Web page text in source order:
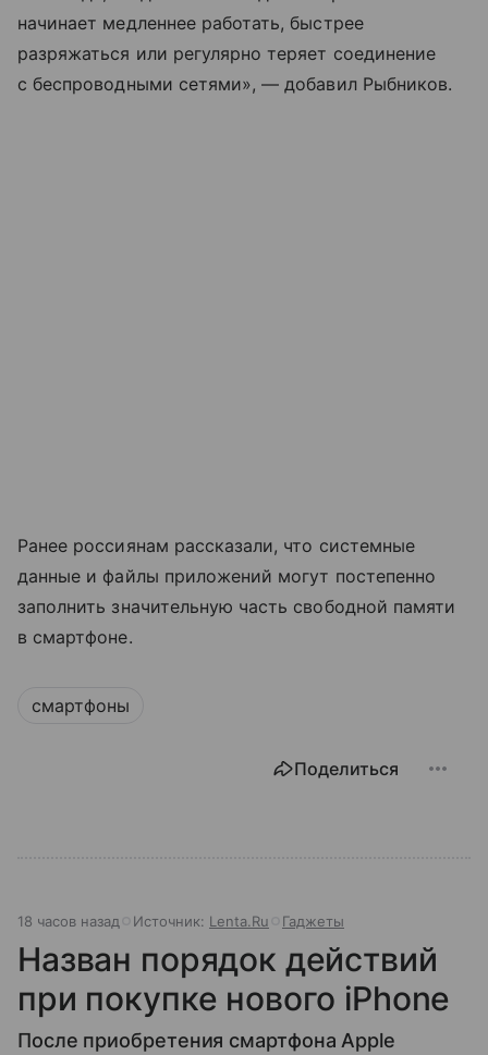
начинает медленнее работать, быстрее
разряжаться или регулярно теряет соединение
с беспроводными сетями», — добавил Рыбников.
Ранее россиянам рассказали, что системные
данные и файлы приложений могут постепенно
заполнить значительную часть свободной памяти
в смартфоне.
смартфоны
Поделиться
18 часов назад Источник: Lenta.Ru Гаджеты
Назван порядок действий
при покупке нового iPhone
После приобретения смартфона Apple